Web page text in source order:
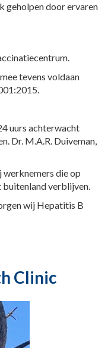
geholpen door ervaren
tevens voldaan
uurs achterwacht
Dr. M.A.R. Duiveman,
werknemers die op
buitenland verblijven.
wij Hepatitis B
Clinic